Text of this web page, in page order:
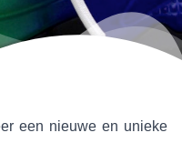
een nieuwe en unieke